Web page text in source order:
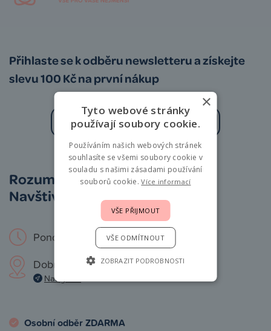
Přihlaste se k odběru newsletteru a získejte
slevu 100 Kč na první nákup
Zásady zpracování osobních údajů
Rozumíme vám i miminkům.
Navštivte nás osobně!
Pondělí – Neděle: 9 – 19 hod.
Dobronická 1257, Praha 4
Navigovat
Osobní odběr ZDARMA
×
Tyto webové stránky
používají soubory cookie.
Používáním našich webových stránek
souhlasíte se všemi soubory cookie v
souladu s našimi zásadami používání
souborů cookie.Více informací
VŠE PŘIJMOUT
VŠE ODMÍTNOUT
ZOBRAZIT PODROBNOSTI